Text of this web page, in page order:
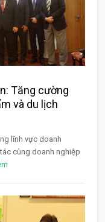
Tăng cường
và du lịch
lĩnh vực doanh
cùng doanh nghiệp